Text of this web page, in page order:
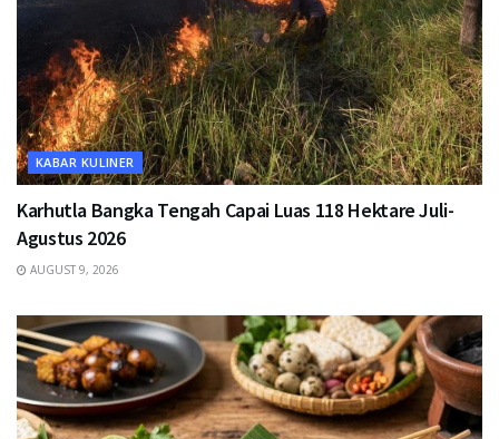
KABAR KULINER
Karhutla Bangka Tengah Capai Luas 118 Hektare Juli-
Agustus 2026
AUGUST 9, 2026